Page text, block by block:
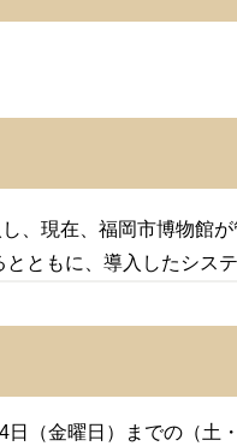
、現在、福岡市博物館
ともに、導入したシス
（金曜日）までの（土